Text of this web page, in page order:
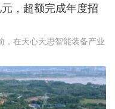
，超额完成年度招
，在天心天思智能装备产业